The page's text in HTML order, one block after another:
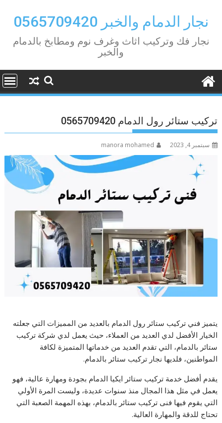
contentنجار الدمام والخبر 0565709420
نجار فك وتركيب اثاث وغرف نوم ومطابخ بالدمام
والخبر
تركيب ستائر رول الدمام 0565709420
سبتمبر 4, 2023 manora mohamed
يتميز فني تركيب ستائر رول الدمام بالعديد من المميزات التي جعلته
الخيار الأفضل لدي العديد من العملاء، حيث يعمل لدي شركة تركيب
ستائر بالدمام، التي تقدم العديد من خدماتها المتميزة لكافة
المواطنين، فلديها نجار تركيب ستائر بالدمام.
يقدم أفضل خدمة تركيب ستائر ايكيا الدمام بجودة ومهارة عالية، فهو
يعمل في مثل هذا المجال منذ سنوات عديدة، وليست المرة الأولي
التي يقوم فيها فنى تركيب ستائر بالدمام، بهذه المهمة الصعبة التي
تحتاج للدقة والمهارة العالية.